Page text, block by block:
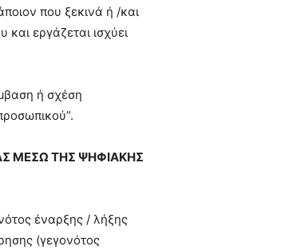
που ξεκινά ή /και
εργάζεται ισχύει
ή σχέση
ΜΕΣΩ ΤΗΣ ΨΗΦΙΑΚΗΣ
έναρξης / λήξης
(γεγονότος